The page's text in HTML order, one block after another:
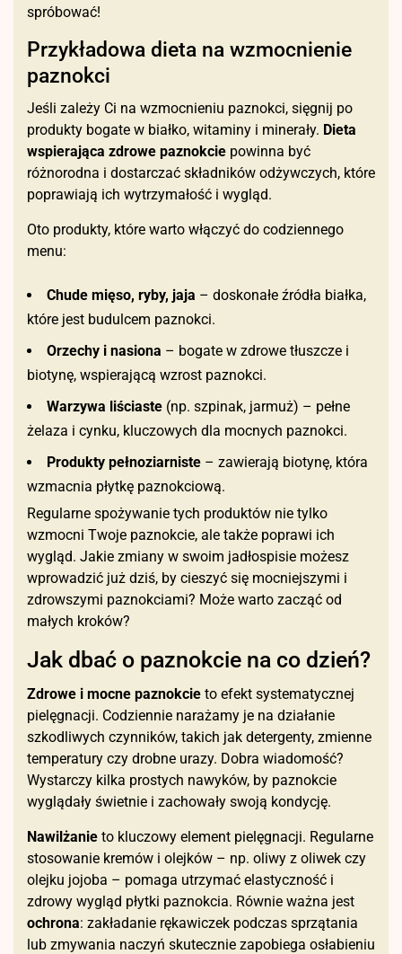
spróbować!
Przykładowa dieta na wzmocnienie
paznokci
Jeśli zależy Ci na wzmocnieniu paznokci, sięgnij po
produkty bogate w białko, witaminy i minerały. Dieta
wspierająca zdrowe paznokcie powinna być
różnorodna i dostarczać składników odżywczych, które
poprawiają ich wytrzymałość i wygląd.
Oto produkty, które warto włączyć do codziennego
menu:
Chude mięso, ryby, jaja – doskonałe źródła białka,
które jest budulcem paznokci.
Orzechy i nasiona – bogate w zdrowe tłuszcze i
biotynę, wspierającą wzrost paznokci.
Warzywa liściaste (np. szpinak, jarmuż) – pełne
żelaza i cynku, kluczowych dla mocnych paznokci.
Produkty pełnoziarniste – zawierają biotynę, która
wzmacnia płytkę paznokciową.
Regularne spożywanie tych produktów nie tylko
wzmocni Twoje paznokcie, ale także poprawi ich
wygląd. Jakie zmiany w swoim jadłospisie możesz
wprowadzić już dziś, by cieszyć się mocniejszymi i
zdrowszymi paznokciami? Może warto zacząć od
małych kroków?
Jak dbać o paznokcie na co dzień?
Zdrowe i mocne paznokcie to efekt systematycznej
pielęgnacji. Codziennie narażamy je na działanie
szkodliwych czynników, takich jak detergenty, zmienne
temperatury czy drobne urazy. Dobra wiadomość?
Wystarczy kilka prostych nawyków, by paznokcie
wyglądały świetnie i zachowały swoją kondycję.
Nawilżanie to kluczowy element pielęgnacji. Regularne
stosowanie kremów i olejków – np. oliwy z oliwek czy
olejku jojoba – pomaga utrzymać elastyczność i
zdrowy wygląd płytki paznokcia. Równie ważna jest
ochrona: zakładanie rękawiczek podczas sprzątania
lub zmywania naczyń skutecznie zapobiega osłabieniu